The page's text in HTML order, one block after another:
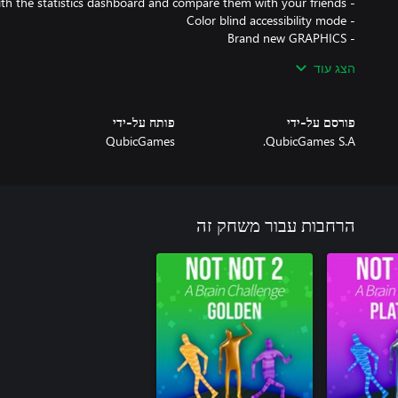
your brain's ability to think properly. Can yours handle it?
הצג עוד
פורסם על-ידי
QubicGames S.A.
פותח על-ידי
QubicGames
הרחבות עבור משחק זה